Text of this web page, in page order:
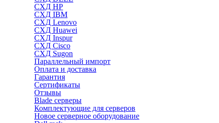
СХД HP
СХД IBM
СХД Lenovo
СХД Huawei
СХД Inspur
СХД Cisco
СХД Sugon
Параллельный импорт
Оплата и доставка
Гарантия
Сертификаты
Отзывы
Blade серверы
Комплектующие для серверов
Новое серверное оборудование